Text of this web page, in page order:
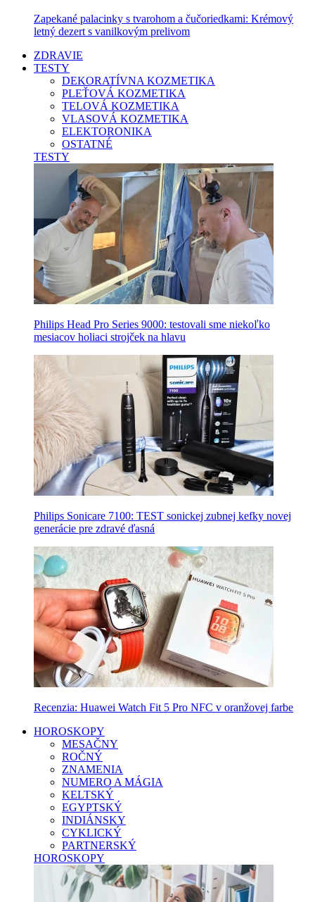
Zapekané palacinky s tvarohom a čučoriedkami: Krémový
letný dezert s vanilkovým prelivom
ZDRAVIE
TESTY
DEKORATÍVNA KOZMETIKA
PLEŤOVÁ KOZMETIKA
TELOVÁ KOZMETIKA
VLASOVÁ KOZMETIKA
ELEKTORONIKA
OSTATNÉ
TESTY
Philips Head Pro Series 9000: testovali sme niekoľko
mesiacov holiaci strojček na hlavu
Philips Sonicare 7100: TEST sonickej zubnej kefky novej
generácie pre zdravé ďasná
Recenzia: Huawei Watch Fit 5 Pro NFC v oranžovej farbe
HOROSKOPY
MESAČNY
ROČNÝ
ZNAMENIA
NUMERO A MÁGIA
KELTSKÝ
EGYPTSKÝ
INDIÁNSKY
CYKLICKÝ
PARTNERSKÝ
HOROSKOPY